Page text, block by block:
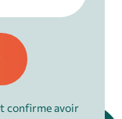
confirme avoir